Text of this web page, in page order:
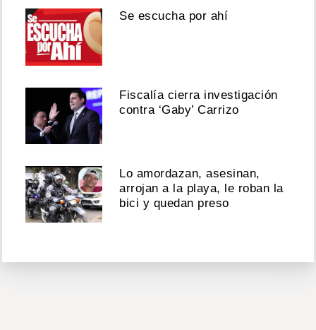
Se escucha por ahí
Fiscalía cierra investigación
contra ‘Gaby’ Carrizo
Lo amordazan, asesinan,
arrojan a la playa, le roban la
bici y quedan preso